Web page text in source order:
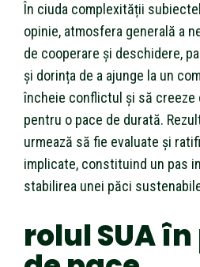
În ciuda complexității
opinie, atmosfera generală a
de cooperare și deschidere,
și dorința de a ajunge la un
încheie conflictul și să creeze
pentru o pace de durată.
urmează să fie evaluate și
implicate, constituind un pas
stabilirea unei păci
rolul SUA